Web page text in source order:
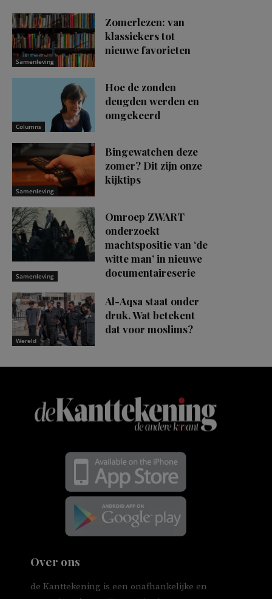
Samenleving
Zomerlezen: van
klassiekers tot
nieuwe favorieten
Columns
Hoe de zonden
deugden werden en
omgekeerd
Samenleving
Bingewatchen deze
zomer? Dit zijn onze
kijktips
Samenleving
Omroep ZWART
onderzoekt
machtspositie van ‘de
witte man’ in nieuwe
documentaireserie
Wereld
Al-Aqsa staat onder
druk. Wat betekent
dat voor moslims?
Over ons
de Kanttekening is een onafhankelijke en